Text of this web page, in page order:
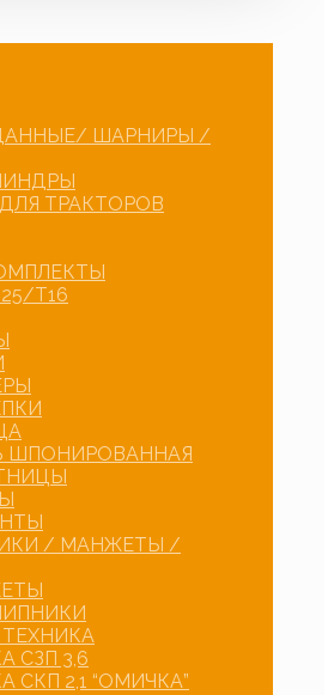
ШАРНИРЫ /
ТРАКТОРОВ
Т16
ШПОНИРОВАННАЯ
/ МАНЖЕТЫ /
СЗП 3,6
СКП 2,1 “ОМИЧКА”